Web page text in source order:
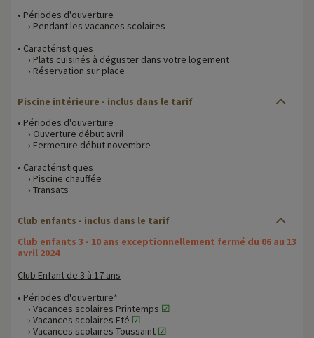
• Périodes d'ouverture
› Pendant les vacances scolaires
• Caractéristiques
› Plats cuisinés à déguster dans votre logement
› Réservation sur place
Piscine intérieure - inclus dans le tarif
• Périodes d'ouverture
› Ouverture début avril
› Fermeture début novembre
• Caractéristiques
› Piscine chauffée
› Transats
Club enfants - inclus dans le tarif
Club enfants 3 - 10 ans exceptionnellement fermé du 06 au 13
avril 2024
Club Enfant de 3 à 17 ans
• Périodes d'ouverture*
› Vacances scolaires Printemps ☑
› Vacances scolaires Eté ☑
› Vacances scolaires Toussaint ☑